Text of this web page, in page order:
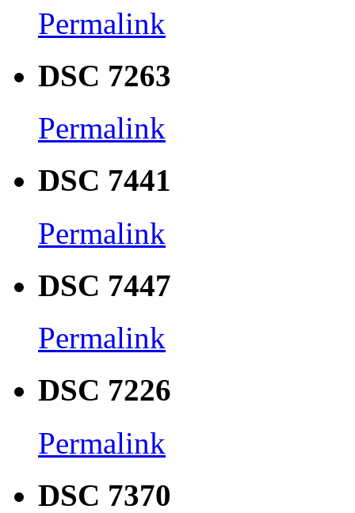
Permalink
DSC 7263
Permalink
DSC 7441
Permalink
DSC 7447
Permalink
DSC 7226
Permalink
DSC 7370